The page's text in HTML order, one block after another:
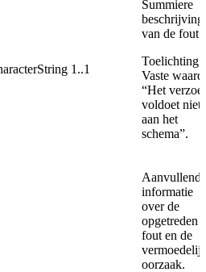
1..1
Summiere
beschrijving
van de fout.
Toelichting:
Vaste
“Het
voldoet niet
aan het
schema”.
Aanvullende
informatie
over de
opgetreden
fout en de
oorzaak.